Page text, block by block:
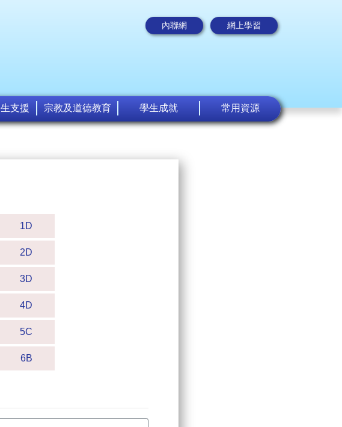
內聯網 網上學習
支援 宗教及道德教育 學生成就 常用資源
1D
2D
3D
4D
5C
6B